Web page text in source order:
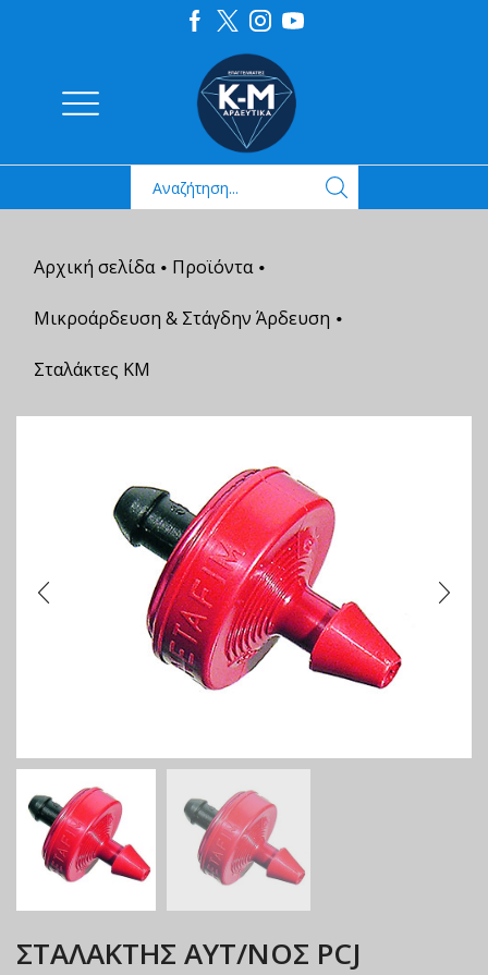
Αρχική σελίδα • Προϊόντα •
Μικροάρδευση & Στάγδην Άρδευση •
Σταλάκτες ΚΜ
ΣΤΑΛΑΚΤΗΣ ΑΥΤ/ΝΟΣ PCJ